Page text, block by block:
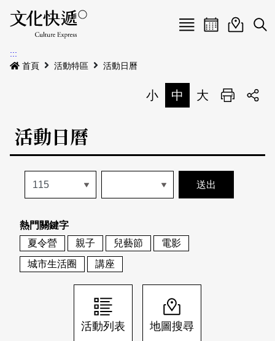
Menu
最新公告
本期專題
歷史專題
活動特區
活動列表
地圖搜尋
關於我們
關於我們
刊物索取地點
會員基本資料
刊登活動
網站導覽 English
日本語 登入/註冊
活動日曆活動地圖
展
:::
首頁
活動特區 活動日曆
小 中 大 列印
活動日曆
熱門關鍵字
夏令營
親子 兒藝節
電影
城市生活圈
講座
活動列表 地圖搜尋